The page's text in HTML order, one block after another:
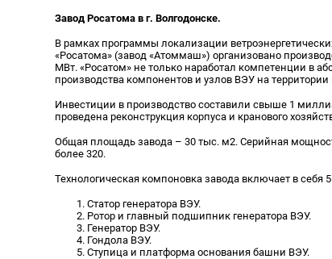
Завод Росатома в г. Волгодонске.
В рамках программы локализации
«Росатома» (завод «Атоммаш») организовано
МВт. «Росатом» не только наработал компетенции в
производства компонентов и узлов ВЭУ на территории
Инвестиции в производство составили свыше 1
проведена реконструкция корпуса и кранового
Общая площадь завода – 30 тыс. м2. Серийная
более 320.
Технологическая компоновка завода включает в себя
Статор генератора ВЭУ.
Ротор и главный подшипник генератора ВЭУ.
Генератор ВЭУ.
Гондола ВЭУ.
Ступица и платформа основания башни ВЭУ.